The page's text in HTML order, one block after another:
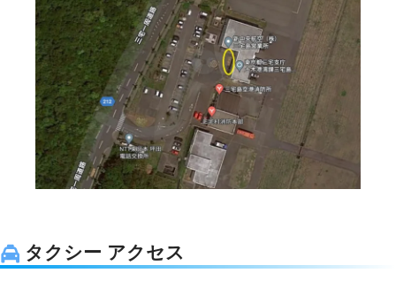
タクシー アクセス